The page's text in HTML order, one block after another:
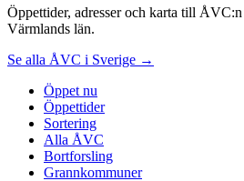
Öppettider, adresser och karta till
Värmlands län.
Se alla ÅVC i Sverige →
Öppet nu
Öppettider
Sortering
Alla ÅVC
Bortforsling
Grannkommuner